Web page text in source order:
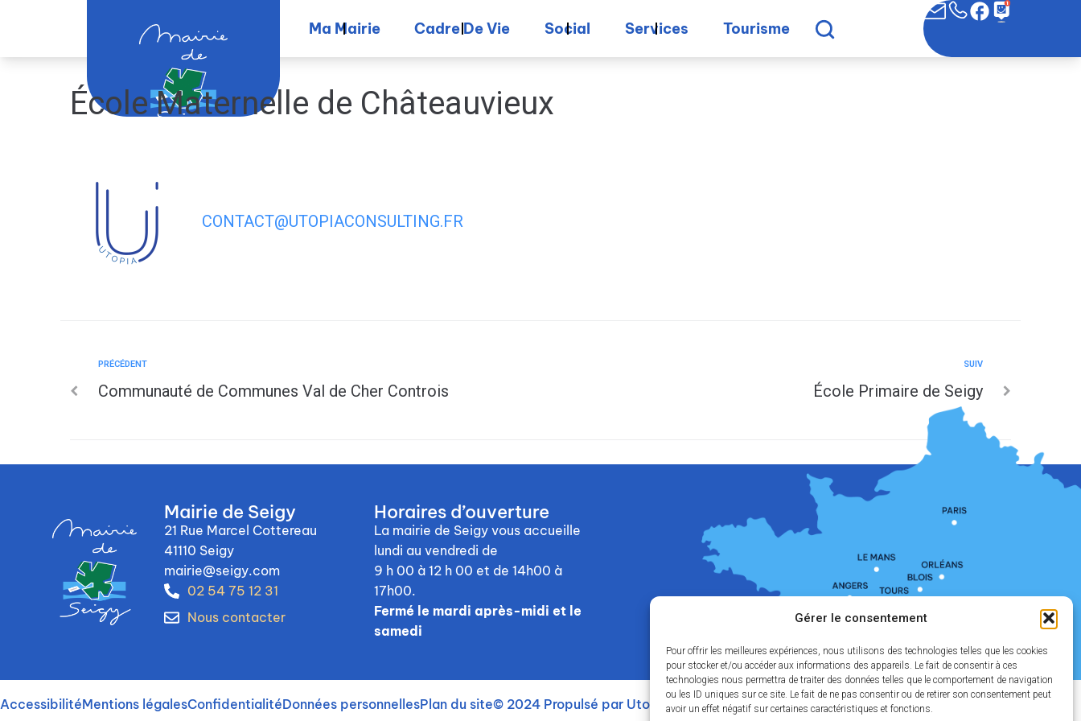
Gérer le consentement
Pour offrir les meilleures expériences, nous utilisons des technologies telles que les cookies
pour stocker et/ou accéder aux informations des appareils. Le fait de consentir à ces
technologies nous permettra de traiter des données telles que le comportement de navigation
ou les ID uniques sur ce site. Le fait de ne pas consentir ou de retirer son consentement peut
avoir un effet négatif sur certaines caractéristiques et fonctions.
Ma Mairie Cadre De Vie Social Services Tourisme
École Maternelle de Châteauvieux
CONTACT@UTOPIACONSULTING.FR
PRÉCÉDENT
Communauté de Communes Val de Cher Controis
SUIV
École Primaire de Seigy
Mairie de Seigy
21 Rue Marcel Cottereau
41110 Seigy
mairie@seigy.com
02 54 75 12 31
Nous contacter
Horaires d’ouverture
La mairie de Seigy vous accueille
lundi au vendredi de
9 h 00 à 12 h 00 et de 14h00 à
17h00.
Fermé le mardi après-midi et le
samedi
AccessibilitéMentions légalesConfidentialitéDonnées personnellesPlan du site© 2024 Propulsé par Utopia